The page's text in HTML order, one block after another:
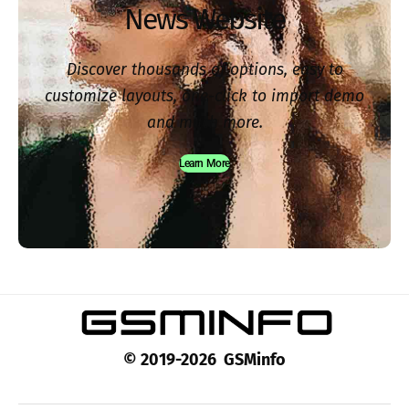
News Website
Discover thousands of options, easy to
customize layouts, one-click to import demo
and much more.
Learn More
© 2019-2026 GSMinfo